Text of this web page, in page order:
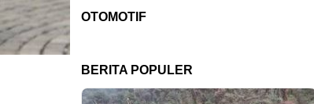
OTOMOTIF
BERITA POPULER